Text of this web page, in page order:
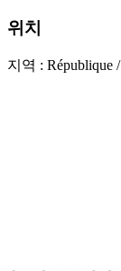
위치
지역 : République